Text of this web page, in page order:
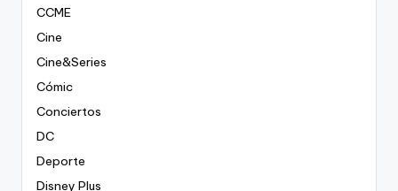
CCME
Cine
Cine&Series
Cómic
Conciertos
DC
Deporte
Disney Plus